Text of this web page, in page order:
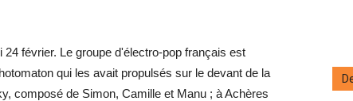
février. Le groupe d'électro-pop français est
qui les avait propulsés sur le devant de la
composé de Simon, Camille et Manu ; à Achères